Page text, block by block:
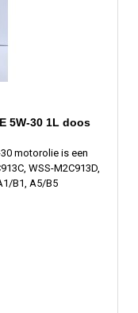
5W-30 1L doos
motorolie is een
WSS-M2C913D,
B1, A5/B5